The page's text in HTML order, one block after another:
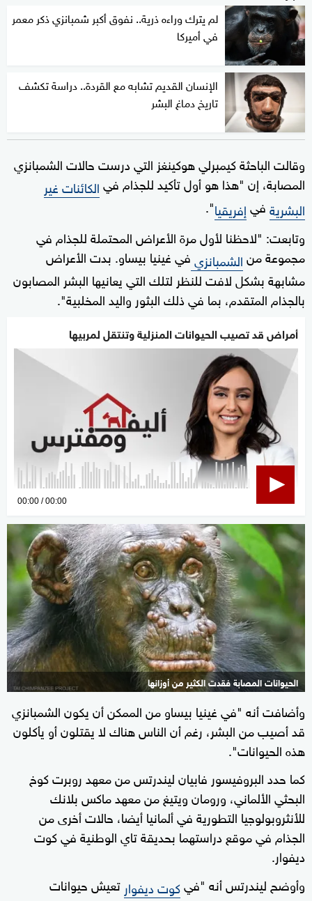
لم يترك وراءه ذرية.. نفوق أكبر شمبانزي ذكر معمر
في أميركا
الإنسان القديم تشابه مع القردة.. دراسة تكشف
تاريخ دماغ البشر
وقالت الباحثة كيمبرلي هوكينغز التي درست حالات الشمبانزي
المصابة، إن "هذا هو أول تأكيد للجذام فيالكائنات غير
البشريةفيإفريقيا".
وتابعت: "لاحظنا لأول مرة الأعراض المحتملة للجذام في
مجموعة منالشمبانزيفي غينيا بيساو. بدت الأعراض
مشابهة بشكل لافت للنظر لتلك التي يعانيها البشر المصابون
بالجذام المتقدم، بما في ذلك البثور واليد المخلبية".
أمراض قد تصيب الحيوانات المنزلية وتنتقل لمربيها
0
of
seconds
00:00 00:00
الحيوانات المصابة فقدت الكثير من أوزانها
وأضافت أنه "في غينيا بيساو من الممكن أن يكون الشمبانزي
قد أصيب من البشر، رغم أن الناس هناك لا يقتلون أو يأكلون
هذه الحيوانات".
كما حدد البروفيسور فابيان ليندرتس من معهد روبرت كوخ
البحثي الألماني، ورومان ويتيغ من معهد ماكس بلانك
للأنثروبولوجيا التطورية في ألمانيا أيضا، حالات أخرى من
الجذام في موقع دراستهما بحديقة تاي الوطنية في كوت
ديفوار.
وأوضح ليندرتس أنه "فيكوت ديفوار تعيش حيوانات